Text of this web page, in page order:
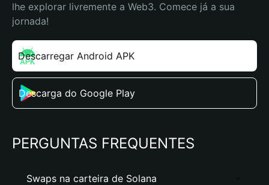
lhe explorar livremente a Web3. Comece já a sua
jornada!
Descarregar Android APK
Descarga do Google Play
PERGUNTAS FREQUENTES
Swaps na carteira de Solana